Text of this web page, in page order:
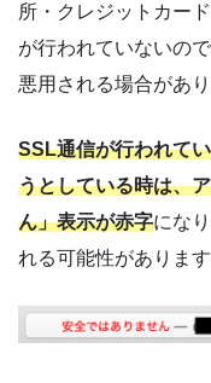
所・クレジットカー
が行われていないの
悪用される場合があり
SSL通信が行われて
うとしている時は、
ん」表示が赤字にな
れる可能性がありま